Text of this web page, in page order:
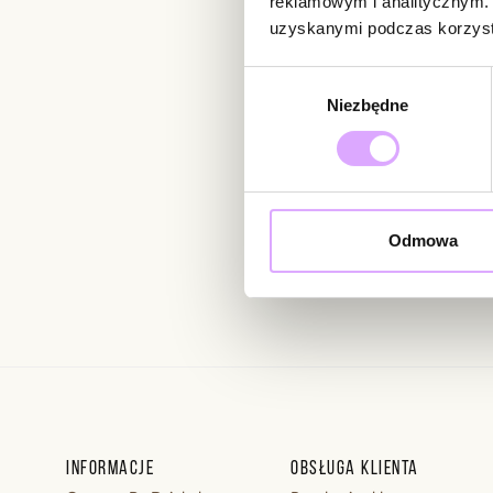
uzyskanymi podczas
Niezbędne
Odmowa
Wprowadzając i
Informacje Obsługa klienta